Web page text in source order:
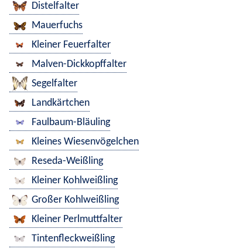
Distelfalter
Mauerfuchs
Kleiner Feuerfalter
Malven-Dickkopffalter
Segelfalter
Landkärtchen
Faulbaum-Bläuling
Kleines Wiesenvögelchen
Reseda-Weißling
Kleiner Kohlweißling
Großer Kohlweißling
Kleiner Perlmuttfalter
Tintenfleckweißling